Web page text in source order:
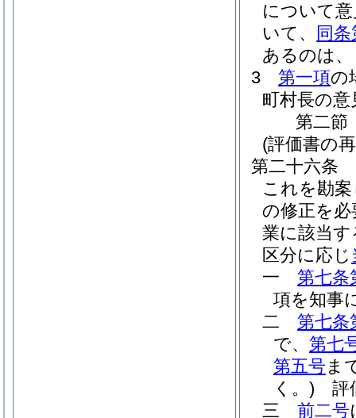
について
いて、
同
あるのは
3
第一項の
町村長の
第二節
(評価書の
第二十六条
これを勘
の修正を
業に該当
区分に応じ
一
第七条
項を知事
二
第七条
で、 第七
第五号ま
く。) 評
三
前二号